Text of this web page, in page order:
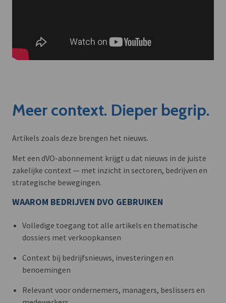
Meer context. Dieper begrip.
Artikels zoals deze brengen het nieuws.
Met een dVO-abonnement krijgt u dat nieuws in de juiste
zakelijke context — met inzicht in sectoren, bedrijven en
strategische bewegingen.
WAAROM BEDRIJVEN DVO GEBRUIKEN
Volledige toegang tot alle artikels en thematische
dossiers met verkoopkansen
Context bij bedrijfsnieuws, investeringen en
benoemingen
Relevant voor ondernemers, managers, beslissers en